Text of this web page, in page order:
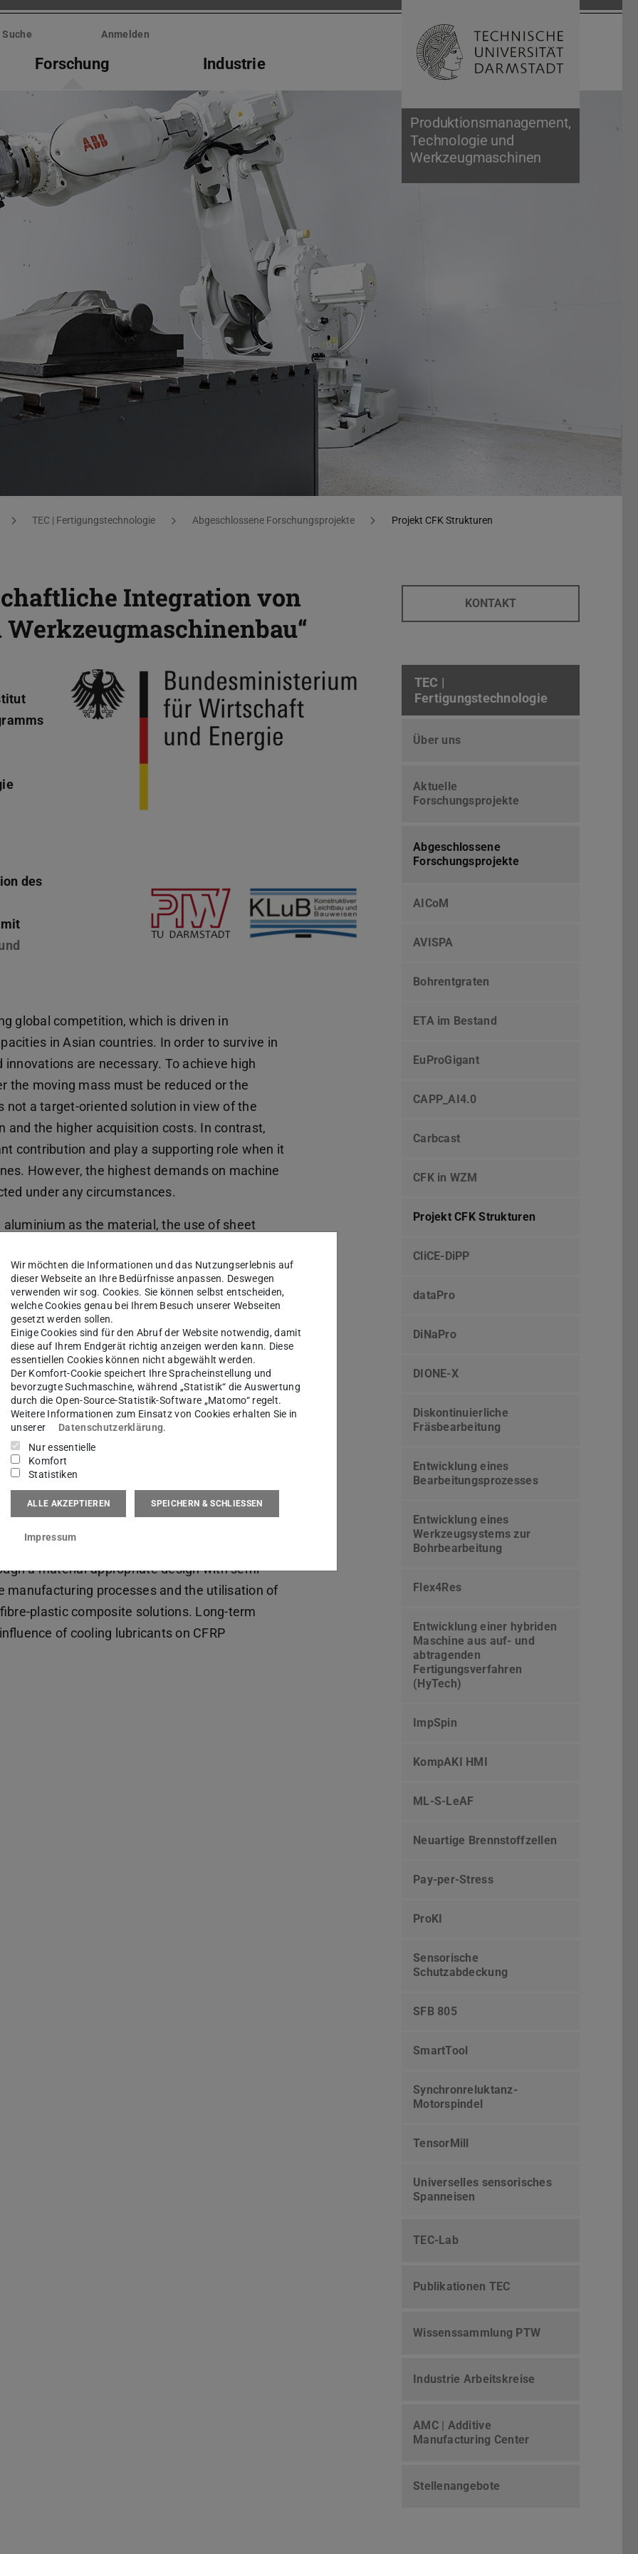
Produktionsmanagement,
Technologie und
Werkzeugmaschinen
Suche Anmelden
Forschung Industrie Suche öffnen
TEC | Fertigungstechnologie Abgeschlossene Forschungsprojekte Projekt CFK Strukturen
Integration von
des
mit
global competition, which is driven in
in Asian countries. In order to survive in
are necessary. To achieve high
the moving mass must be reduced or the
not a target-oriented solution in view of the
and the higher acquisition costs. In contrast,
contribution and play a supporting role when it
However, the highest demands on machine
under any circumstances.
as the material, the use of sheet
can now be regarded as state of the art and
tool manufacturers for the hesitant use
to date are the points of component strength,
impact and, in particular, higher material and
and test how components made of CFRP can
optimisation of their dynamic and
using two selected components from the
purpose, both components will be
in operation. The costs are to be kept low in
a material-appropriate design with semi-
manufacturing processes and the utilisation of
plastic composite solutions. Long-term
of cooling lubricants on CFRP
KONTAKT
TEC |
Fertigungstechnologie
Über uns
Aktuelle
Forschungsprojekte
Abgeschlossene
Forschungsprojekte
AICoM
AVISPA
Bohrentgraten
ETA im Bestand
EuProGigant
CAPP_AI4.0
Carbcast
CFK in WZM
Projekt CFK Strukturen
CliCE-DiPP
dataPro
DiNaPro
DIONE-X
Diskontinuierliche
Fräsbearbeitung
Entwicklung eines
Bearbeitungsprozesses
Entwicklung eines
Werkzeugsystems zur
Bohrbearbeitung
Flex4Res
Entwicklung einer hybriden
Maschine aus auf- und
abtragenden
Fertigungsverfahren
(HyTech)
ImpSpin
KompAKI HMI
ML-S-LeAF
Neuartige Brennstoffzellen
Pay-per-Stress
ProKI
Sensorische
Schutzabdeckung
SFB 805
SmartTool
Synchronreluktanz-
Motorspindel
TensorMill
Universelles sensorisches
Spanneisen
TEC-Lab
Publikationen TEC
Wissenssammlung PTW
Industrie Arbeitskreise
AMC | Additive
Manufacturing Center
Stellenangebote
Wir möchten die Informationen und das Nutzungserlebnis auf
dieser Webseite an Ihre Bedürfnisse anpassen. Deswegen
verwenden wir sog. Cookies. Sie können selbst entscheiden,
welche Cookies genau bei Ihrem Besuch unserer Webseiten
gesetzt werden sollen.
Einige Cookies sind für den Abruf der Website notwendig, damit
diese auf Ihrem Endgerät richtig anzeigen werden kann. Diese
essentiellen Cookies können nicht abgewählt werden.
Der Komfort-Cookie speichert Ihre Spracheinstellung und
bevorzugte Suchmaschine, während „Statistik“ die Auswertung
durch die Open-Source-Statistik-Software „Matomo“ regelt.
Weitere Informationen zum Einsatz von Cookies erhalten Sie in
unserer
Datenschutzerklärung.
Nur essentielle
Komfort
Statistiken
ALLE AKZEPTIEREN SPEICHERN & SCHLIESSEN
Impressum